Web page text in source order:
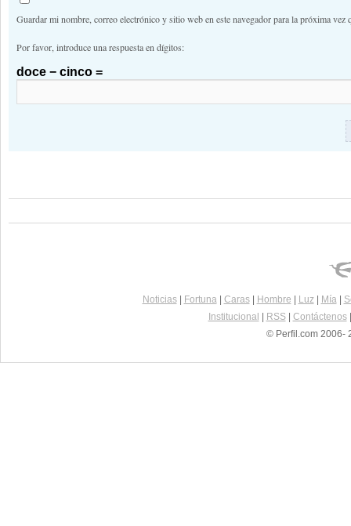
Guardar mi nombre, correo electrónico y sitio web en este navegador para la próxima vez
Por favor, introduce una respuesta en dígitos:
doce − cinco =
Noticias| Fortuna| Caras| Hombre Luz| Mía|
Institucional
RSS| Contáctenos
© Perfil.com 2006-